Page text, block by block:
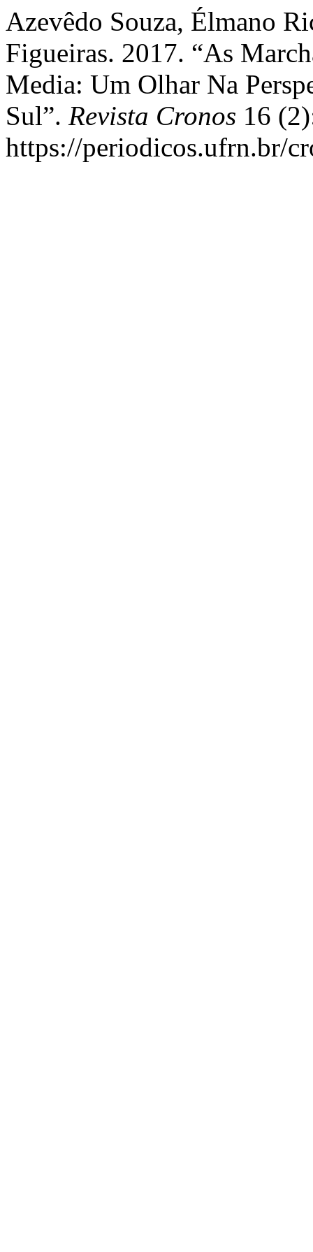
Azevêdo Souza, Élmano
Figueiras. 2017. “As
Media: Um Olhar Na
Sul”. Revista Cronos 16
https://periodicos.ufrn.br/